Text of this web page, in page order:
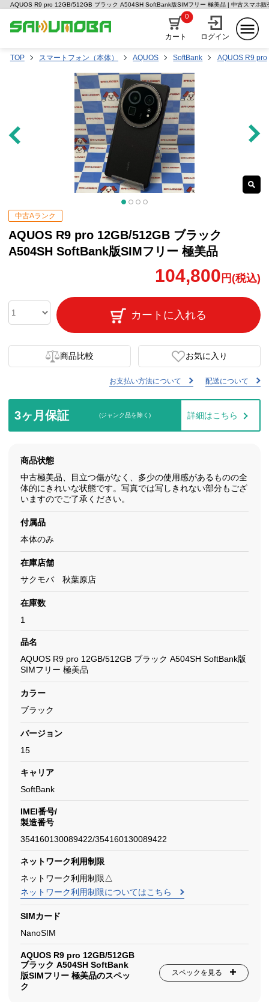
AQUOS R9 pro 12GB/512GB ブラック A504SH SoftBank版SIMフリー 極美品 | 中古スマホ販
カート
0
ログイン
TOP スマートフォン（本体） AQUOS SoftBank AQUOS R9 pro
中古Aランク
AQUOS R9 pro 12GB/512GB ブラック
A504SH SoftBank版SIMフリー 極美品
104,800 円(税込)
カートに入れる
商品比較 お気に入り
お支払い方法について 配送について
3ヶ月保証 (ジャンク品を除く) 詳細はこちら
商品状態
中古極美品、目立つ傷がなく、多少の使用感があるものの全
体的にきれいな状態です。写真では写しきれない部分もござ
いますのでご了承ください。
付属品
本体のみ
在庫店舗
サクモバ 秋葉原店
在庫数
1
品名
AQUOS R9 pro 12GB/512GB ブラック A504SH SoftBank版
SIMフリー 極美品
カラー
ブラック
バージョン
15
キャリア
SoftBank
IMEI番号/
製造番号
354160130089422/354160130089422
ネットワーク利用制限
ネットワーク利用制限△
ネットワーク利用制限についてはこちら
SIMカード
NanoSIM
AQUOS R9 pro 12GB/512GB
ブラック A504SH SoftBank
版SIMフリー 極美品のスペッ
ク
スペックを見る